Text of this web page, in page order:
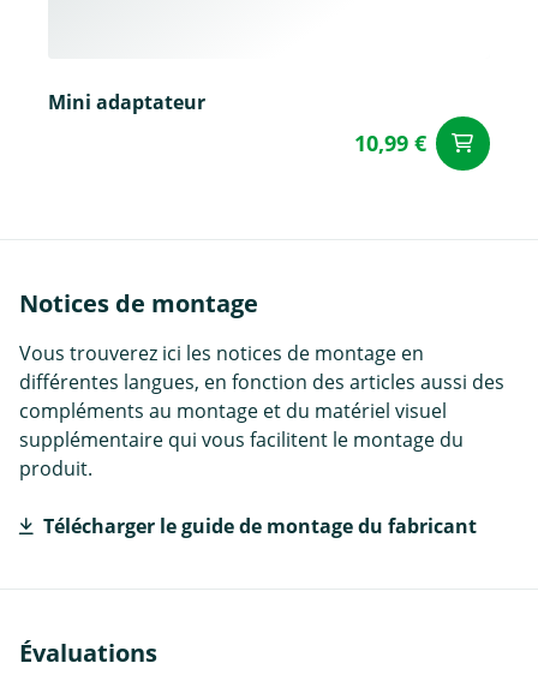
Mini adaptateur
10,99 €
Notices de montage
Vous trouverez ici les notices de montage en
différentes langues, en fonction des articles aussi des
compléments au montage et du matériel visuel
supplémentaire qui vous facilitent le montage du
produit.
Télécharger le guide de montage du fabricant
Évaluations